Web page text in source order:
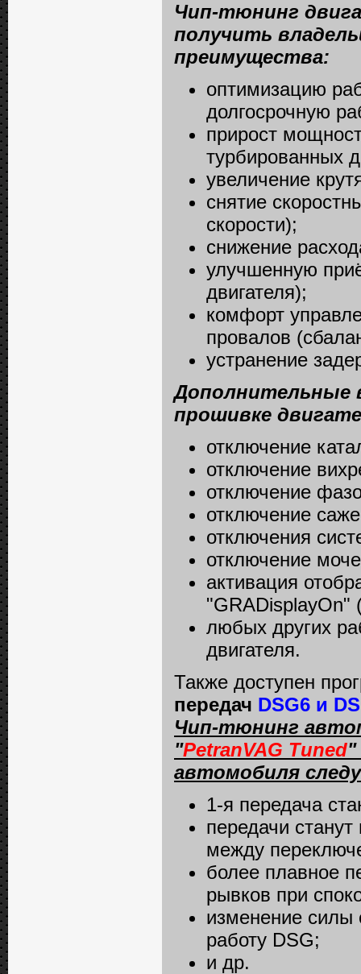
Чип-тюнинг
получить
преимущества:
оптимизацию
долгосрочную
прирост
турбированных
увеличение
снятие
скорости);
снижение
улучшенную
двигателя);
комфорт
провалов
устранение
Дополнительные
прошивке
отключение
отключение
отключение
отключение
отключения
отключение
активация
"GRADisplayOn"
любых других
двигателя.
Также доступен
передач DSG6 и
Чип-тюнинг
"PetranVAG Tuned"
автомобиля
1-я передача
передачи
между
более плавное
рывков при
изменение силы
работу DSG;
и др.